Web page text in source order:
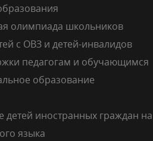
олимпиада школьников
с ОВЗ и детей-инвалидов
педагогам и обучающимся
образование
детей иностранных граждан на
языка